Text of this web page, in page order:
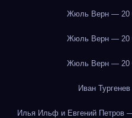
Жюль Верн — 20
Жюль Верн — 20
Жюль Верн — 20
Иван
Илья Ильф и Евгений Петров